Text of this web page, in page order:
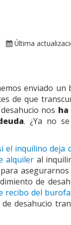
Última
enviado un
de que
nos
. ¿Ya no
el inquilino deja
alquileral
de
recibo del
desahucio